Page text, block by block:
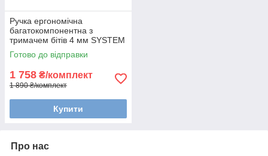
Ручка ергономічна
багатокомпонентна з
тримачем бітів 4 мм SYSTEM
4 SoftFinish-telescopic Wiha
30374
Готово до відправки
1 758 ₴/комплект
1 890 ₴/комплект
Купити
Про нас